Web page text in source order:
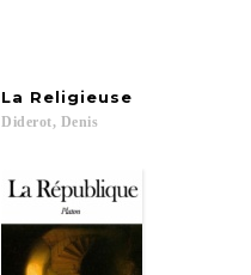
La Religieuse
Diderot, Denis